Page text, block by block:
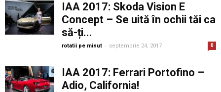
IAA 2017: Skoda Vision E
Concept – Se uită în ochii tăi ca
să-ți...
rotatii pe minut - septembrie 24, 2017 0
IAA 2017: Ferrari Portofino –
Adio, California!